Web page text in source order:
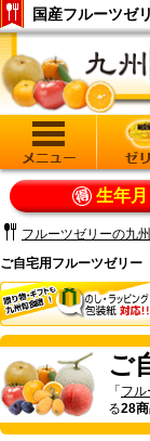
国産フルーツゼ
生年月
フルーツゼリーの九
ご自宅用フルーツゼリー
ご
「フ
る28